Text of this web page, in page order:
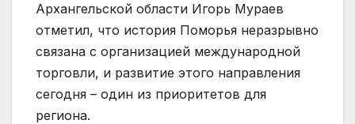
Архангельской области Игорь Мураев
отметил, что история Поморья неразрывно
связана с организацией международной
торговли, и развитие этого направления
сегодня – один из приоритетов для
региона.